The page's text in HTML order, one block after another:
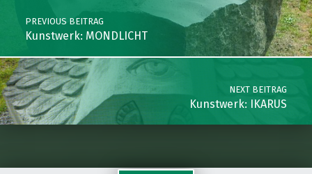
PREVIOUS BEITRAG
Kunstwerk: MONDLICHT
NEXT BEITRAG
Kunstwerk: IKARUS